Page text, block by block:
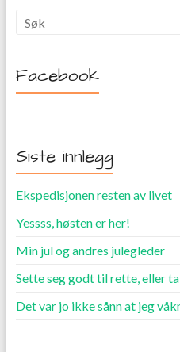
Facebook
Siste innlegg
Ekspedisjonen resten av livet
Yessss, høsten er her!
Min jul og andres julegleder
Sette seg godt til rette, eller
Det var jo ikke sånn at jeg